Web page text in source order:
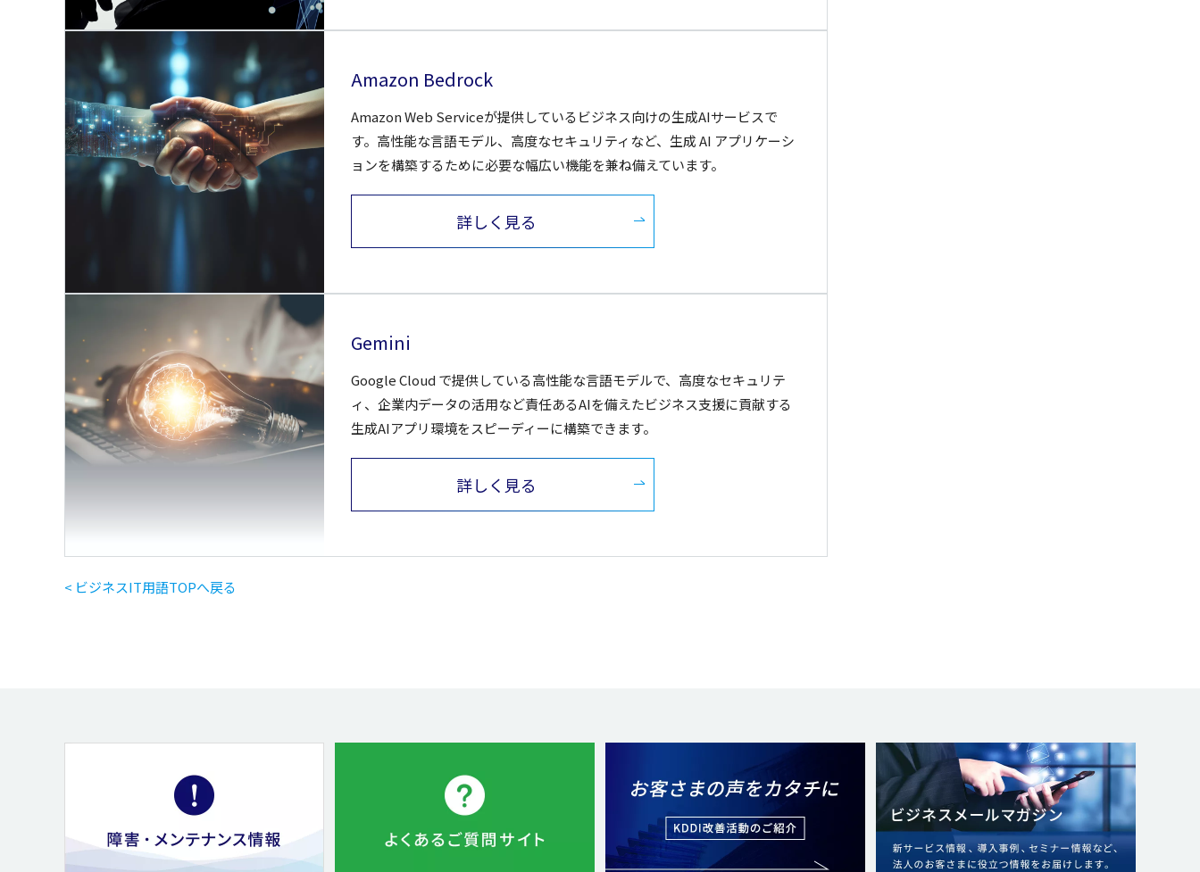
Amazon Bedrock
Amazon Web Serviceが提供しているビジネス向けの生成AIサービスで
す。高性能な言語モデル、高度なセキュリティなど、生成 AI アプリケーシ
ョンを構築するために必要な幅広い機能を兼ね備えています。
詳しく見る
Gemini
Google Cloud で提供している高性能な言語モデルで、高度なセキュリテ
ィ、企業内データの活用など責任あるAIを備えたビジネス支援に貢献する
生成AIアプリ環境をスピーディーに構築できます。
詳しく見る
< ビジネスIT用語TOPへ戻る